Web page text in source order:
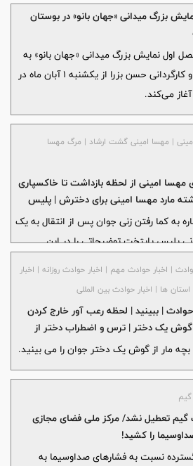
بزرگ میدانی «جهان بانو» در بوستان
اول نمایش بزرگ میدانی «جهان بانو» به
تهیه‌کنندگی علی اسماعیلی و کارگردانی حسن بزرا از یکشنبه ۱ آبان ماه در
می‌کند.
| مهسا امینی گشت ارشاد | مرگ مهسا
مهسا امینی از لحظه بازداشت تا خاکسپاری
مارد مهسا امینی برای دخترش | پلیس
به کما رفتن زنی جوان پس از انتقال به یک
پلیس پایتخت توضیحاتی را در این
| اخبار حوادث مهم | اخبار حوادث روزانه | اخبار
ها | اخبار حوادث بین المللی
حوادث | ببینید | لحظه رعب آور خارج کردن
گوش یک دختر | ترس و اضطراب دختر از
شدنمار از گوش یک دختر جوان را می بینید.
گیم
گیم تعطیل نشد/ مرکز ملی فضای مجازی
را کشید!
نسبت به فشارهای صداوسیما به